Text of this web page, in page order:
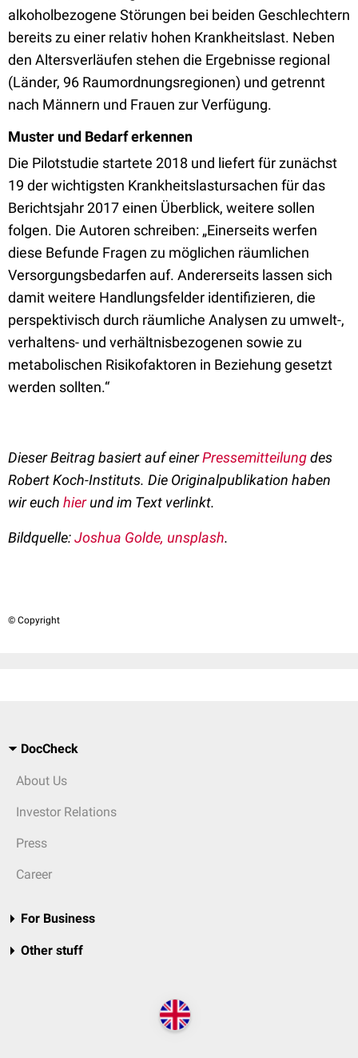
alkoholbezogene Störungen bei beiden Geschlechtern
bereits zu einer relativ hohen Krankheitslast. Neben
den Altersverläufen stehen die Ergebnisse regional
(Länder, 96 Raumordnungsregionen) und getrennt
nach Männern und Frauen zur Verfügung.
Muster und Bedarf erkennen
Die Pilotstudie startete 2018 und liefert für zunächst
19 der wichtigsten Krankheitslastursachen für das
Berichtsjahr 2017 einen Überblick, weitere sollen
folgen. Die Autoren schreiben: „Einerseits werfen
diese Befunde Fragen zu möglichen räumlichen
Versorgungsbedarfen auf. Andererseits lassen sich
damit weitere Handlungsfelder identifizieren, die
perspektivisch durch räumliche Analysen zu umwelt-,
verhaltens- und verhältnisbezogenen sowie zu
metabolischen Risikofaktoren in Beziehung gesetzt
werden sollten.“
Dieser Beitrag basiert auf einerPressemitteilungdes
Robert Koch-Instituts. Die Originalpublikation haben
wir euch hierund im Text verlinkt.
Bildquelle:Joshua Golde, unsplash.
© Copyright
DocCheck
About Us
Investor Relations
Press
Career
For Business
Other stuff